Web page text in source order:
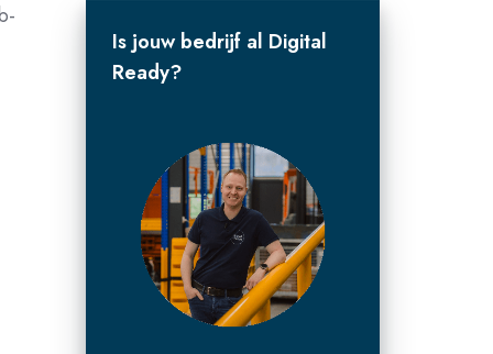
Is jouw bedrijf al Digital
Ready?